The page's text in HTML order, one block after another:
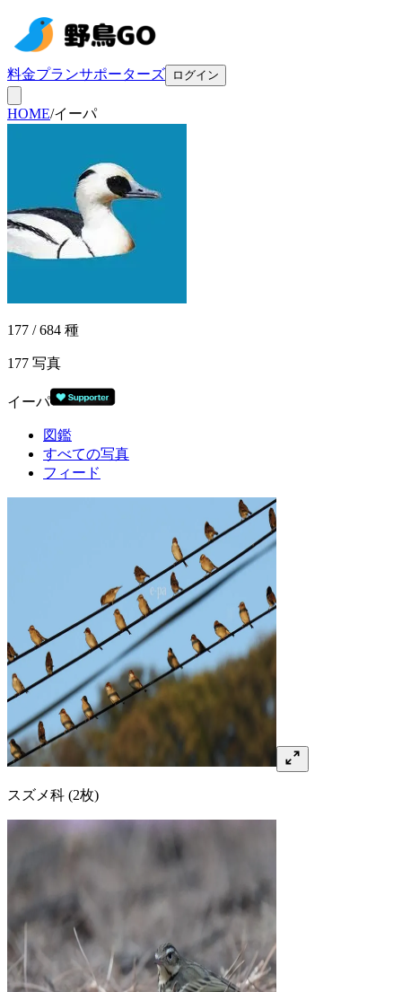
料金プランサポーターズ ログイン
HOME/イーパ
177 / 684 種
177 写真
イーパ
図鑑
すべての写真
フィード
スズメ科 (2枚)